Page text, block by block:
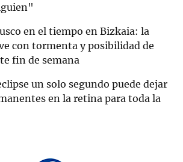
en el tiempo en Bizkaia: la
con tormenta y posibilidad de
fin de semana
un solo segundo puede dejar
en la retina para toda la